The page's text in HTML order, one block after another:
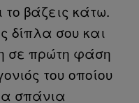
το βάζεις κάτω.
δίπλα σου και
σε πρώτη φάση
του οποίου
σπάνια